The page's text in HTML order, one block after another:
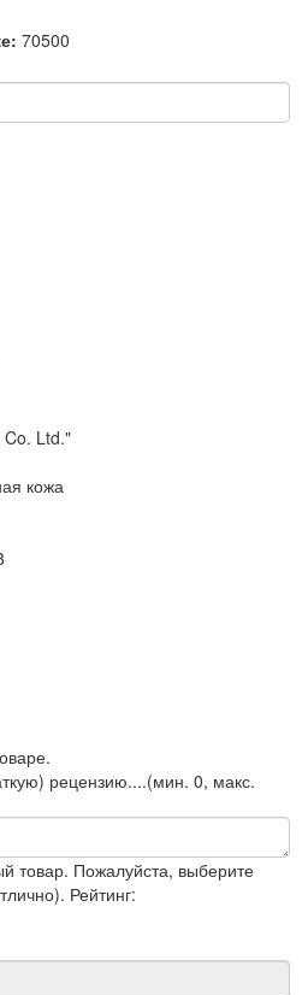
70500
Ltd."
кожа
рецензию....(мин. 0, макс.
товар. Пожалуйста, выберите
Рейтинг: